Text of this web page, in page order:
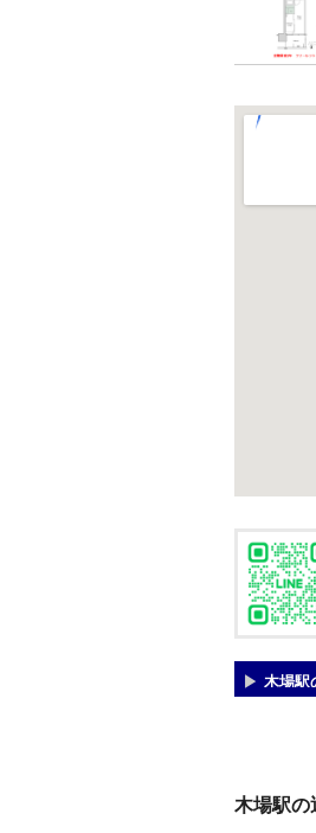
木場駅
木場駅の